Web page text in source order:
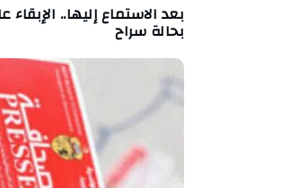
بعد الاستماع إليها..
بحالة سراح